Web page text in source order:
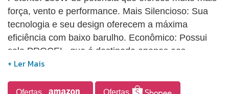
força, vento e performance. Mais Silencioso: Sua
tecnologia e seu design oferecem a máxima
eficiência com baixo barulho. Econômico: Possui
selo PROCEL, que é destinado apenas aos
produtos que apresentam os melhores níveis de
reduz o ruído e fornece muito mais vento com o
Ofertas Ofertas